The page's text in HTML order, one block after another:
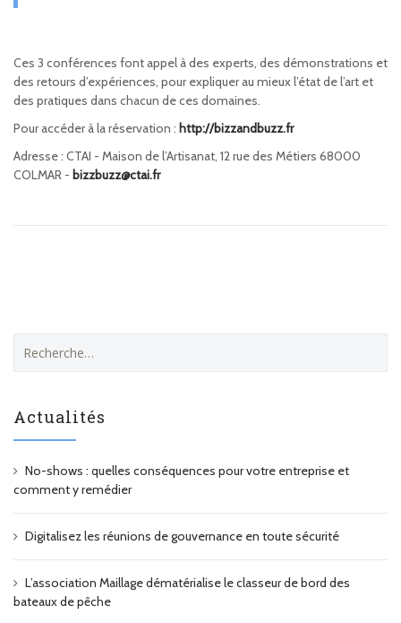
Ces 3 conférences font appel à des experts, des démonstrations et
des retours d’expériences, pour expliquer au mieux l’état de l’art et
des pratiques dans chacun de ces domaines.
Pour accéder à la réservation : http://bizzandbuzz.fr
Adresse : CTAI - Maison de l’Artisanat, 12 rue des Métiers 68000
COLMAR - bizzbuzz@ctai.fr
e
r
h
e
Actualités
No-shows : quelles conséquences pour votre entreprise et
comment y remédier
Digitalisez les réunions de gouvernance en toute sécurité
L’association Maillage dématérialise le classeur de bord des
bateaux de pêche